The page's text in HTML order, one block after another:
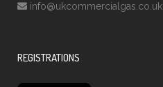
info@ukcommercialgas.co.uk
REGISTRATIONS